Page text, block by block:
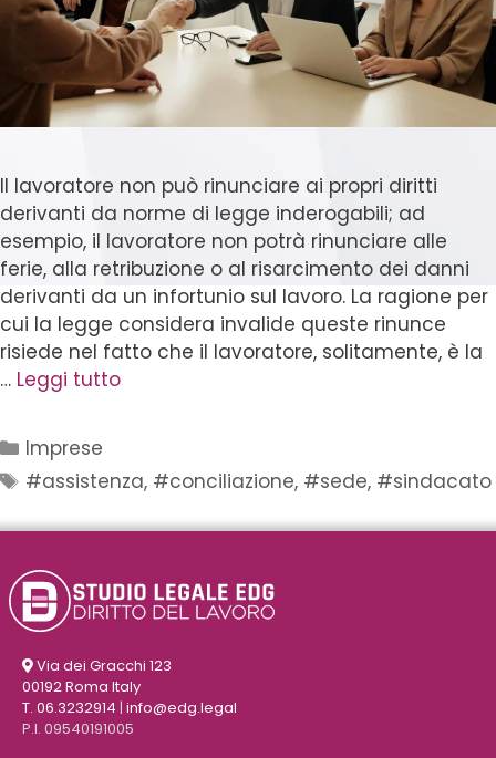
Il lavoratore non può rinunciare ai propri diritti
derivanti da norme di legge inderogabili; ad
esempio, il lavoratore non potrà rinunciare alle
ferie, alla retribuzione o al risarcimento dei danni
derivanti da un infortunio sul lavoro. La ragione per
cui la legge considera invalide queste rinunce
risiede nel fatto che il lavoratore, solitamente, è la
… Leggi tutto
Imprese
#assistenza, #conciliazione, #sede, #sindacato
Via dei Gracchi 123
00192 Roma Italy
T. 06.3232914 | info@edg.legal
P.I. 09540191005